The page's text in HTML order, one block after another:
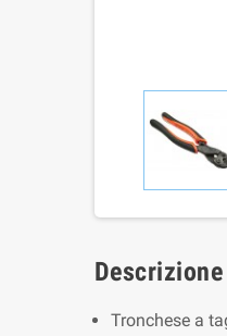
Descrizione
Tronchese a